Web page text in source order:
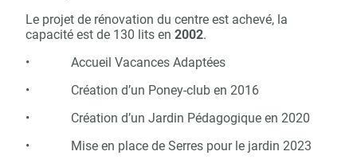
Le projet de rénovation du centre est achevé, la
capacité est de 130 lits en 2002.
• Accueil Vacances Adaptées
• Création d’un Poney-club en 2016
• Création d’un Jardin Pédagogique en 2020
• Mise en place de Serres pour le jardin 2023